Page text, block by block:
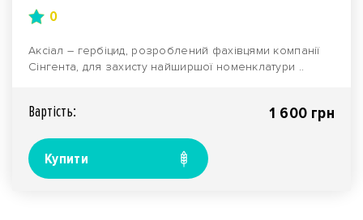
0
Аксіал – гербіцид, розроблений фахівцями компанії
Сінгента, для захисту найширшої номенклатури ..
Вартiсть: 1 600 грн
Купити